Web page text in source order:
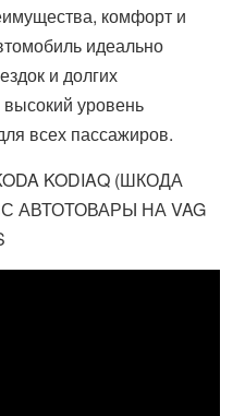
комфорт и
идеально
и долгих
уровень
всех пассажиров.
KODIAQ (ШКОДА
АВТОТОВАРЫ НА VAG